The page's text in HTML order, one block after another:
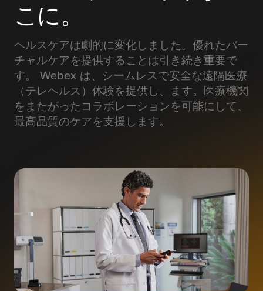
こに。
ヘルスケアは劇的に変化しました。優れたバー
チャルケアを提供することは引き続き重要で
す。 Webex は、シームレスで安全な遠隔医療
（テレヘルス）体験を提供し、ます。医療機関
をまたがったコラボレーションを可能にして、
最高品質のケアを支援します。